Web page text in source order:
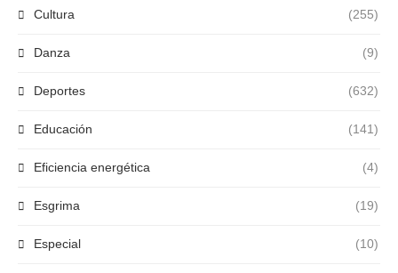
Cultura (255)
Danza (9)
Deportes (632)
Educación (141)
Eficiencia energética (4)
Esgrima (19)
Especial (10)